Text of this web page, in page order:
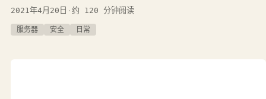
2021年4月20日 · 约 120 分钟阅读
服务器 安全 日常